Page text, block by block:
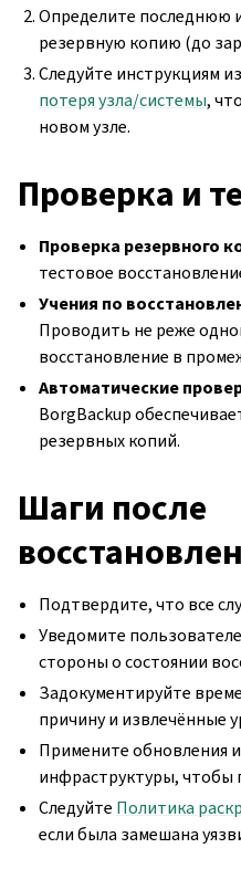
Определите последнюю
резервную копию (до
Следуйте инструкциям
потеря узла/системы,
новом узле.
Проверка и
Проверка резервного
тестовое
Учения по
Проводить не реже
восстановление в
Автоматические
BorgBackup
резервных копий.
Шаги после
Подтвердите, что все
Уведомите
стороны о состоянии
Задокументируйте
причину и извлечённые
Примените обновления
инфраструктуры, чтобы
Следуйте Политика
если была замешана